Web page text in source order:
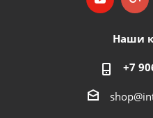
Наши
+7